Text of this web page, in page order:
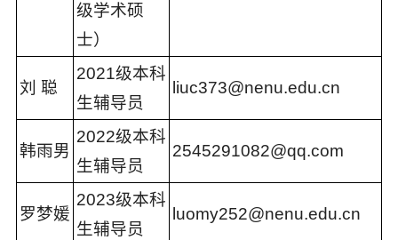
级学术硕
士）
刘 聪
2021级本科
生辅导员
liuc373@nenu.edu.cn
韩雨男
2022级本科
生辅导员
2545291082@qq.com
罗梦媛
2023级本科
生辅导员
luomy252@nenu.edu.cn